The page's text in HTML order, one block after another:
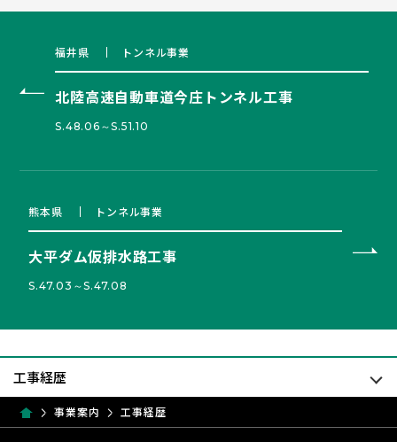
福井県 トンネル事業
北陸高速自動車道今庄トンネル工事
S.48.06～S.51.10
熊本県 トンネル事業
大平ダム仮排水路工事
S.47.03～S.47.08
事業案内 工事経歴